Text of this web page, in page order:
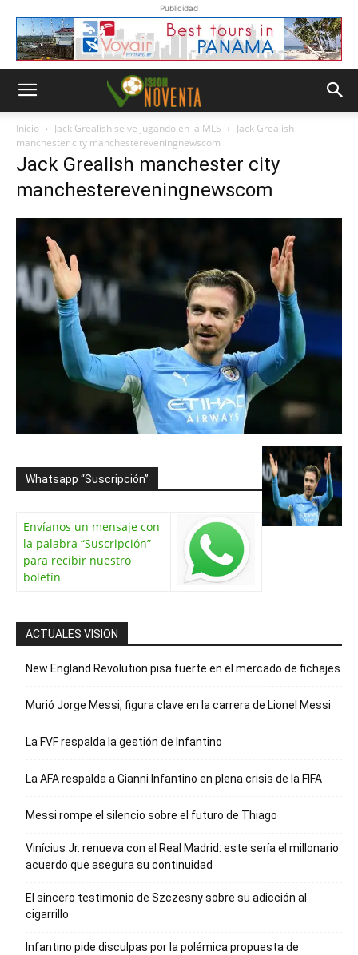
Publicidad
Inicio Jack Grealish se ve jugando en la MLS
Jack Grealish
manchester city manchestereveningnewscom
Jack Grealish manchester city
manchestereveningnewscom
Whatsapp “Suscripción”
Envíanos un mensaje con
la palabra “Suscripción”
para recibir nuestro
boletín
ACTUALES VISION
New England Revolution pisa fuerte en el mercado de fichajes
Murió Jorge Messi, figura clave en la carrera de Lionel Messi
La FVF respalda la gestión de Infantino
La AFA respalda a Gianni Infantino en plena crisis de la FIFA
Messi rompe el silencio sobre el futuro de Thiago
Vinícius Jr. renueva con el Real Madrid: este sería el millonario
acuerdo que asegura su continuidad
El sincero testimonio de Szczesny sobre su adicción al
cigarrillo
Infantino pide disculpas por la polémica propuesta de